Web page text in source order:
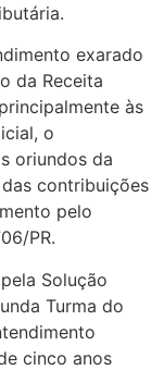
exarado
da Receita
às
o
oriundos da
contribuições
pelo
PR.
Solução
Turma do
cinco anos